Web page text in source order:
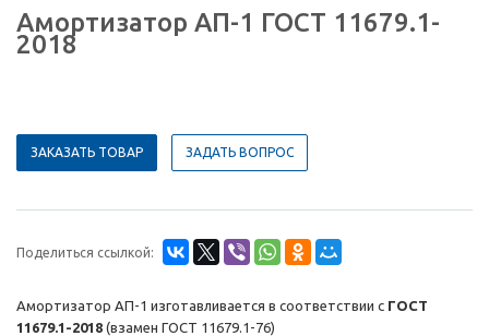
Амортизатор АП-1 ГОСТ 11679.1-
2018
ЗАКАЗАТЬ ТОВАР ЗАДАТЬ ВОПРОС
Поделиться ссылкой:
Амортизатор АП-1 изготавливается в соответствии с ГОСТ
11679.1-2018 (взамен ГОСТ 11679.1-76)